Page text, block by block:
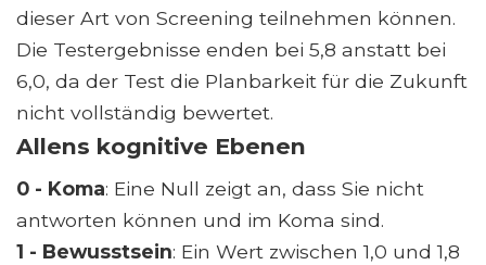
dieser Art von Screening teilnehmen können.
Die Testergebnisse enden bei 5,8 anstatt bei
6,0, da der Test die Planbarkeit für die Zukunft
nicht vollständig bewertet.
Allens kognitive Ebenen
0 - Koma: Eine Null zeigt an, dass Sie nicht
antworten können und im Koma sind.
1 - Bewusstsein: Ein Wert zwischen 1,0 und 1,8